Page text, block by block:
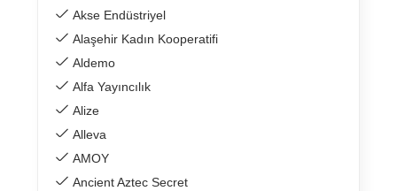
Akse Endüstriyel
Alaşehir Kadın Kooperatifi
Aldemo
Alfa Yayıncılık
Alize
Alleva
AMOY
Ancient Aztec Secret